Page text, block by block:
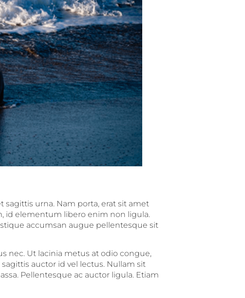
urna. Nam porta, erat sit amet
id elementum libero enim non ligula.
accumsan augue pellentesque sit
nec. Ut lacinia metus at odio congue,
auctor id vel lectus. Nullam sit
Pellentesque ac auctor ligula. Etiam